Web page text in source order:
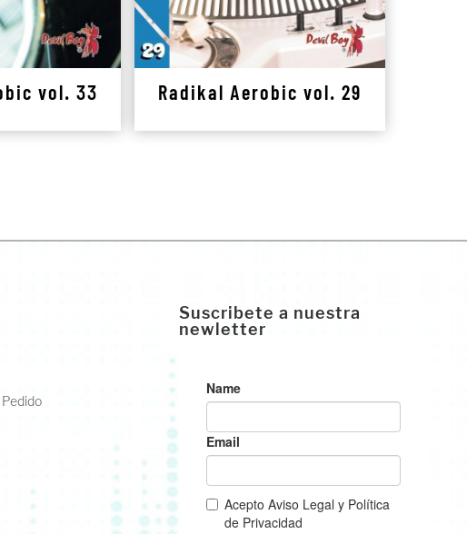
vol. 33 Radikal Aerobic vol. 29
Suscribete a nuestra
newletter